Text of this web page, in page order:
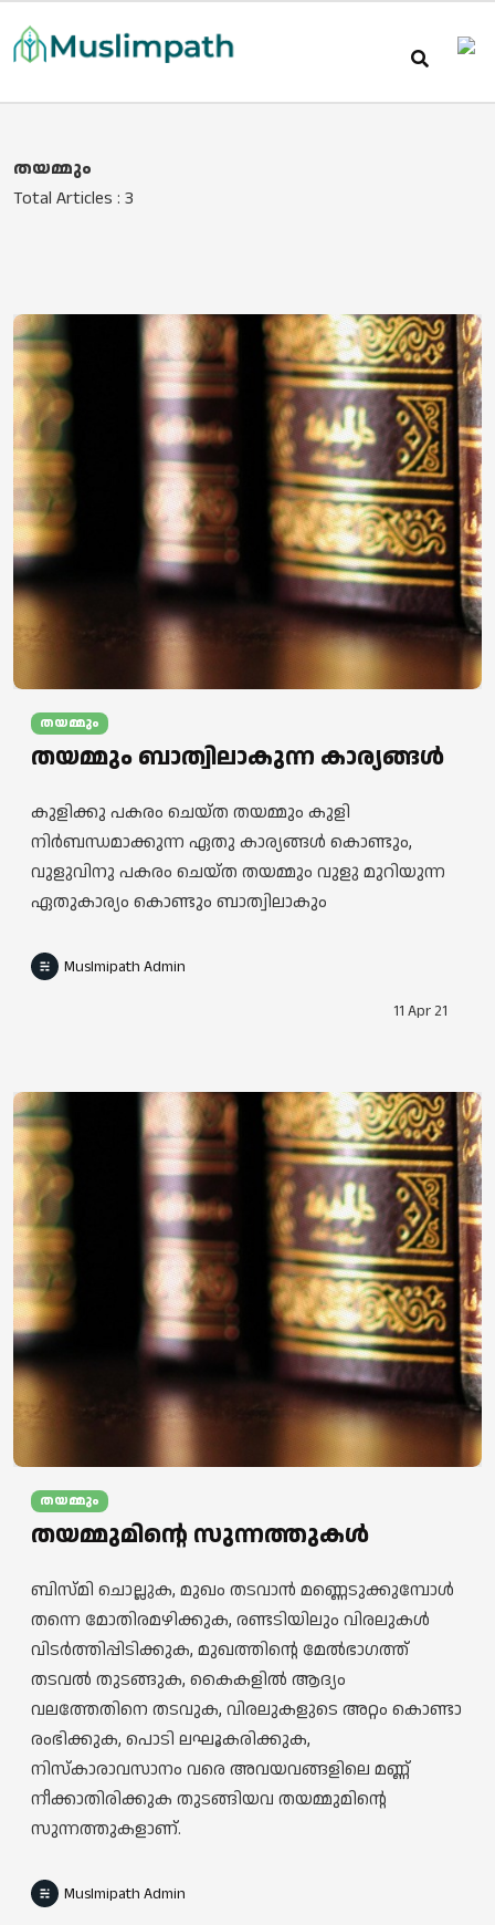
തയമ്മും
Total Articles : 3
തയമ്മും
തയമ്മും ബാത്വിലാകുന്ന കാര്യങ്ങള്‍
കുളിക്കു പകരം ചെയ്ത തയമ്മും കുളി
നിര്‍ബന്ധമാക്കുന്ന ഏതു കാര്യങ്ങള്‍ കൊണ്ടും,
വുളുവിനു പകരം ചെയ്ത തയമ്മും വുളു മുറിയുന്ന
ഏതുകാര്യം കൊണ്ടും ബാത്വിലാകും
Muslmipath Admin
11 Apr 21
തയമ്മും
തയമ്മുമിന്റെ സുന്നത്തുകള്‍
ബിസ്മി ചൊല്ലുക, മുഖം തടവാന്‍ മണ്ണെടുക്കുമ്പോള്‍
തന്നെ മോതിരമഴിക്കുക, രണ്ടടിയിലും വിരലുകള്‍
വിടര്‍ത്തിപ്പിടിക്കുക, മുഖത്തിന്റെ മേല്‍ഭാഗത്ത്
തടവല്‍ തുടങ്ങുക, കൈകളില്‍ ആദ്യം
വലത്തേതിനെ തടവുക, വിരലുകളുടെ അറ്റം കൊണ്ടാ
രംഭിക്കുക, പൊടി ലഘൂകരിക്കുക,
നിസ്കാരാവസാനം വരെ അവയവങ്ങളിലെ മണ്ണ്
നീക്കാതിരിക്കുക തുടങ്ങിയവ തയമ്മുമിന്റെ
സുന്നത്തുകളാണ്.
Muslmipath Admin